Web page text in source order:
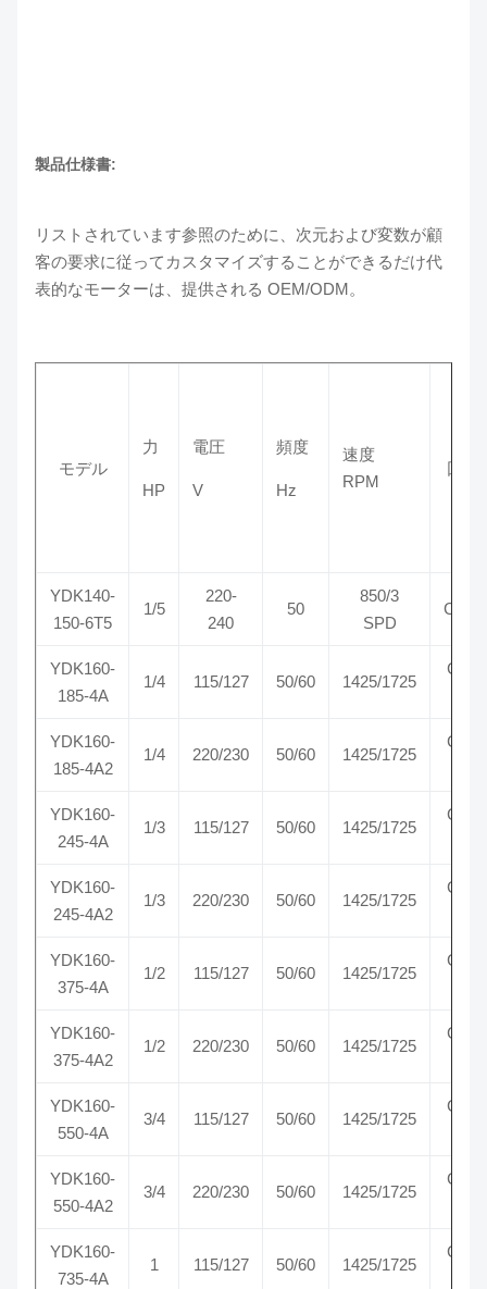
製品仕様書:
リストされています参照のために、次元および変数が顧
客の要求に従ってカスタマイズすることができるだけ代
表的なモーターは、提供される OEM/ODM。
モデル
力
HP
電圧
V
頻度
Hz
速度
RPM
回転
YDK140-
150-6T5
1/5
220-
240
50
850/3
SPD
CCW
YDK160-
185-4A
1/4 115/127 50/60 1425/1725
CW-
YDK160-
185-4A2
1/4 220/230 50/60 1425/1725
CW-
YDK160-
245-4A
1/3 115/127 50/60 1425/1725
CW-
YDK160-
245-4A2
1/3 220/230 50/60 1425/1725
CW-
YDK160-
375-4A
1/2 115/127 50/60 1425/1725
CW-
YDK160-
375-4A2
1/2 220/230 50/60 1425/1725
CW-
YDK160-
550-4A
3/4 115/127 50/60 1425/1725
CW-
YDK160-
550-4A2
3/4 220/230 50/60 1425/1725
CW-
YDK160-
735-4A
1 115/127 50/60 1425/1725
CW-